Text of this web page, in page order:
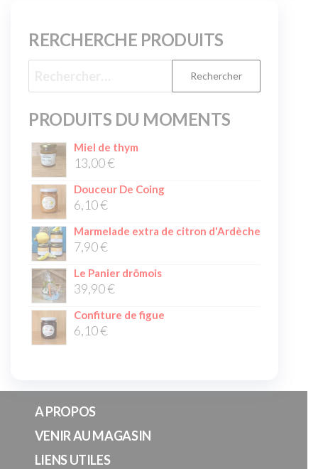
RERCHERCHE PRODUITS
PRODUITS DU MOMENTS
Miel de thym
13,00€
Douceur De Coing
6,10€
Marmelade extra de citron d'Ardèche
7,90€
Le Panier drômois
39,90€
Confiture de figue
6,10€
A PROPOS
VENIR AU MAGASIN
LIENS UTILES